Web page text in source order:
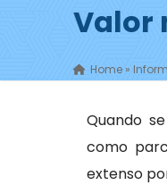
Valor
Home »
Quando
como
extenso